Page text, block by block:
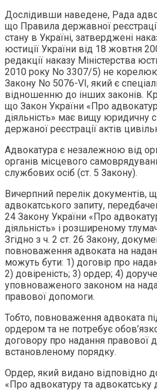
Дослідивши наведене, Рада
що Правила державної
стану в Україні, затверджені
юстиції України від 18 жовтня
редакції наказу Міністерства
2010 року No 3307/5) не
Закону No 5076-VI, який є
відношенню до інших законів.
що Закон України «Про
діяльність» має вищу юридичну
держаної реєстрації актів
Адвокатура є незалежною від
органів місцевого
службових осіб (ст. 5 Закону).
Вичерпний перелік документів,
адвокатського запиту,
24 Закону України «Про
діяльність» і розширеному
Згідно з ч. 2 ст. 26 Закону,
повноваження адвоката на
можуть бути: 1) договір про
2) довіреність; 3) ордер; 4)
уповноваженого законом на
правової допомоги.
Тобто, повноваження адвоката
ордером та не потребує
договору про надання правової
встановленому порядку.
Ордер, який видано відповідно
«Про адвокатуру та адвокатську